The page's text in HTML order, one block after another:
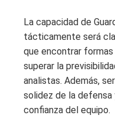
La capacidad de
tácticamente será
que encontrar
superar la
analistas. Además,
solidez de la defensa
confianza del equipo.